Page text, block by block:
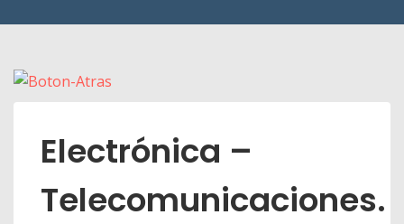
Electrónica –
Telecomunicaciones.